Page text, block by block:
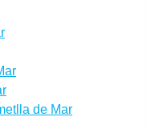
de Mar